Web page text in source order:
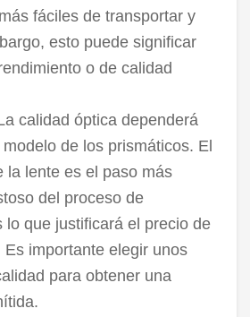
fáciles de transportar y
esto puede significar
o de calidad
calidad óptica dependerá
de los prismáticos. El
la lente es el paso más
del proceso de
lo que justificará el precio de
importante elegir unos
para obtener una